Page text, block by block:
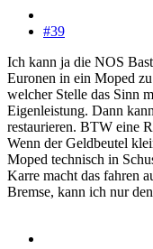
#39
Ich kann ja die NOS
Euronen in ein Moped
welcher Stelle das Sinn
Eigenleistung. Dann
restaurieren. BTW eine
Wenn der Geldbeutel
Moped technisch in
Karre macht das fahren
Bremse, kann ich nur